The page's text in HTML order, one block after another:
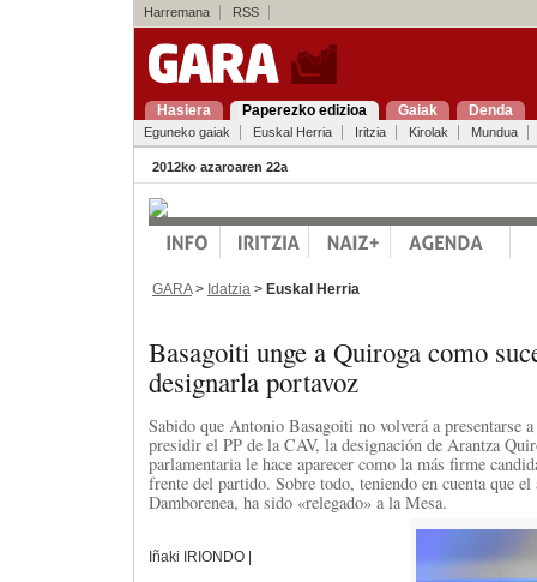
Harremana RSS
Hasiera Paperezko edizioa Gaiak Denda
Eguneko gaiak Euskal Herria Iritzia Kirolak Mundua
2012ko azaroaren 22a
GARA> Idatzia > Euskal Herria
Basagoiti unge a Quiroga como
designarla portavoz
Sabido que Antonio Basagoiti no volverá a presentarse
presidir el PP de la CAV, la designación de Arantza
parlamentaria le hace aparecer como la más firme
frente del partido. Sobre todo, teniendo en cuenta que
Damborenea, ha sido «relegado» a la Mesa.
Iñaki IRIONDO |